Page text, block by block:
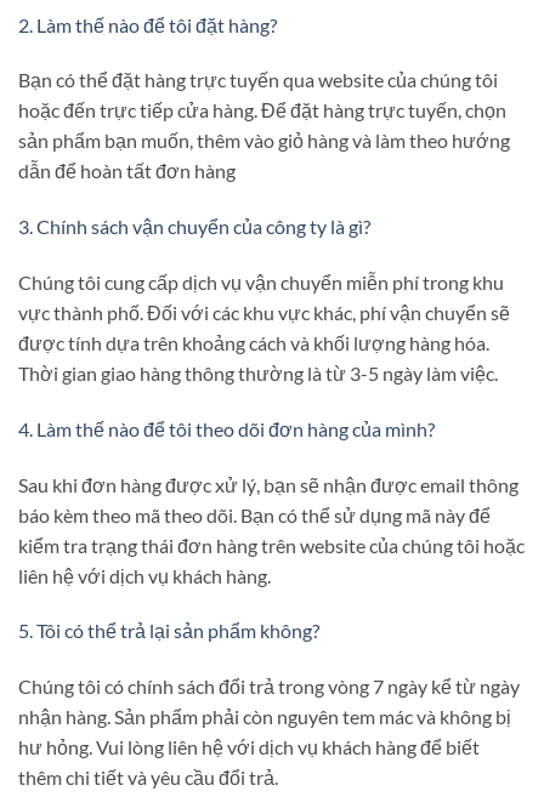
2. Làm thế nào để tôi đặt hàng?
Bạn có thể đặt hàng trực tuyến qua website của chúng tôi
hoặc đến trực tiếp cửa hàng. Để đặt hàng trực tuyến, chọn
sản phẩm bạn muốn, thêm vào giỏ hàng và làm theo hướng
dẫn để hoàn tất đơn hàng
3. Chính sách vận chuyển của công ty là gì?
Chúng tôi cung cấp dịch vụ vận chuyển miễn phí trong khu
vực thành phố. Đối với các khu vực khác, phí vận chuyển sẽ
được tính dựa trên khoảng cách và khối lượng hàng hóa.
Thời gian giao hàng thông thường là từ 3-5 ngày làm việc.
4. Làm thế nào để tôi theo dõi đơn hàng của mình?
Sau khi đơn hàng được xử lý, bạn sẽ nhận được email thông
báo kèm theo mã theo dõi. Bạn có thể sử dụng mã này để
kiểm tra trạng thái đơn hàng trên website của chúng tôi hoặc
liên hệ với dịch vụ khách hàng.
5. Tôi có thể trả lại sản phẩm không?
Chúng tôi có chính sách đổi trả trong vòng 7 ngày kể từ ngày
nhận hàng. Sản phẩm phải còn nguyên tem mác và không bị
hư hỏng. Vui lòng liên hệ với dịch vụ khách hàng để biết
thêm chi tiết và yêu cầu đổi trả.